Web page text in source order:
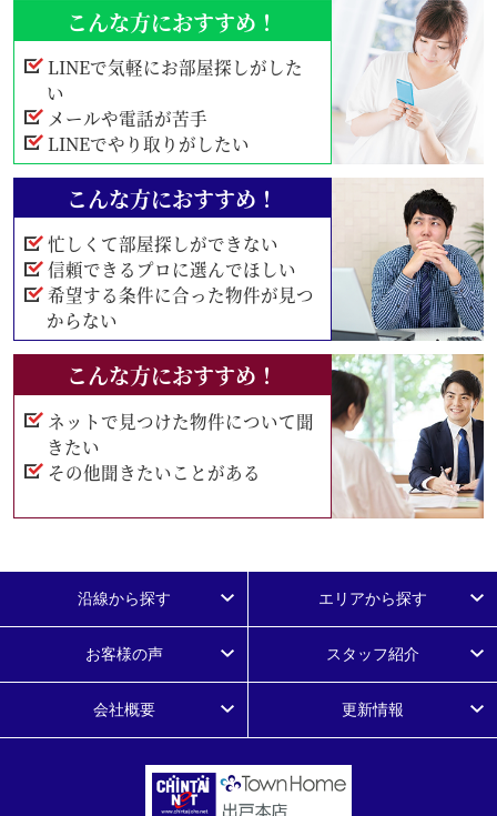
こんな方におすすめ！
LINEで気軽にお部屋探しがした
い
メールや電話が苦手
LINEでやり取りがしたい
こんな方におすすめ！
忙しくて部屋探しができない
信頼できるプロに選んでほしい
希望する条件に合った物件が見つ
からない
こんな方におすすめ！
ネットで見つけた物件について聞
きたい
その他聞きたいことがある
沿線から探す エリアから探す
お客様の声 スタッフ紹介
会社概要 更新情報